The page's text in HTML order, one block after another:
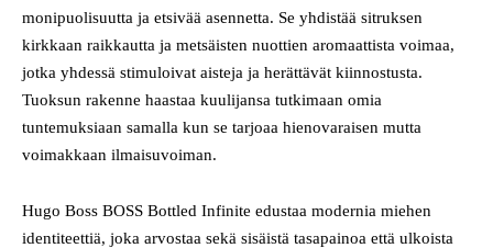
monipuolisuutta ja etsivää asennetta. Se yhdistää sitruksen
kirkkaan raikkautta ja metsäisten nuottien aromaattista voimaa,
jotka yhdessä stimuloivat aisteja ja herättävät kiinnostusta.
Tuoksun rakenne haastaa kuulijansa tutkimaan omia
tuntemuksiaan samalla kun se tarjoaa hienovaraisen mutta
voimakkaan ilmaisuvoiman.
Hugo Boss BOSS Bottled Infinite edustaa modernia miehen
identiteettiä, joka arvostaa sekä sisäistä tasapainoa että ulkoista